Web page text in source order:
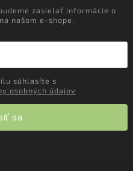
zasielať informácie o
našom e-shope.
osobných údajov
sa